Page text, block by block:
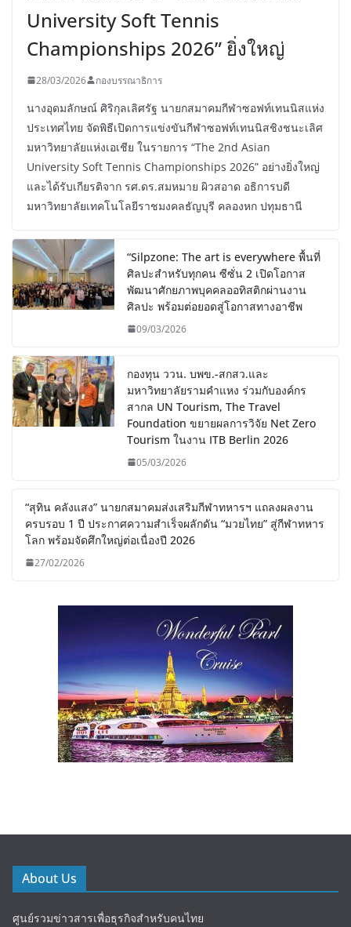
University Soft Tennis
Championships 2026” ยิ่งใหญ่
28/03/2026 กองบรรณาธิการ
นางอุดมลักษณ์ ศิริกุลเลิศรัฐ นายกสมาคมกีฬาซอฟท์เทนนิสแห่ง
ประเทศไทย จัดพิธีเปิดการแข่งขันกีฬาซอฟท์เทนนิสชิงชนะเลิศ
มหาวิทยาลัยแห่งเอเชีย ในรายการ “The 2nd Asian
University Soft Tennis Championships 2026” อย่างยิ่งใหญ่
และได้รับเกียรติจาก รศ.ดร.สมหมาย ผิวสอาด อธิการบดี
มหาวิทยาลัยเทคโนโลยีราชมงคลธัญบุรี คลองหก ปทุมธานี
“Silpzone: The art is everywhere พื้นที่
ศิลปะสำหรับทุกคน ซีซั่น 2 เปิดโอกาส
พัฒนาศักยภาพบุคคลออทิสติกผ่านงาน
ศิลปะ พร้อมต่อยอดสู่โอกาสทางอาชีพ
09/03/2026
กองทุน ววน. บพข.-สกสว.และ
มหาวิทยาลัยรามคำแหง ร่วมกับองค์กร
สากล UN Tourism, The Travel
Foundation ขยายผลการวิจัย Net Zero
Tourism ในงาน ITB Berlin 2026
05/03/2026
“สุทิน คลังแสง” นายกสมาคมส่งเสริมกีฬาทหารฯ แถลงผลงาน
ครบรอบ 1 ปี ประกาศความสำเร็จผลักดัน “มวยไทย” สู่กีฬาทหาร
โลก พร้อมจัดศึกใหญ่ต่อเนื่องปี 2026
27/02/2026
About Us
ศูนย์รวมข่าวสารเพื่อธุรกิจสำหรับคนไทย